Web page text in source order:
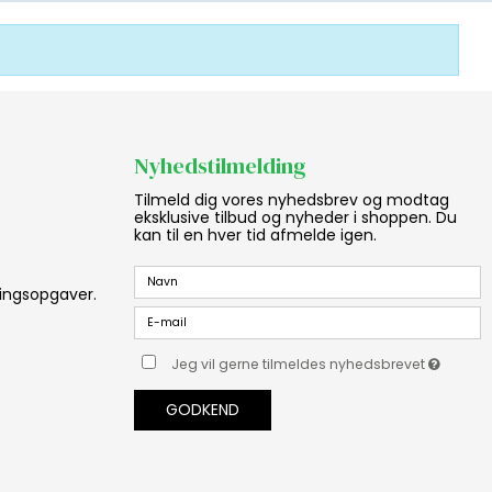
Nyhedstilmelding
Tilmeld dig vores nyhedsbrev og modtag
eksklusive tilbud og nyheder i shoppen. Du
kan til en hver tid afmelde igen.
Jeg vil gerne tilmeldes nyhedsbrevet
GODKEND